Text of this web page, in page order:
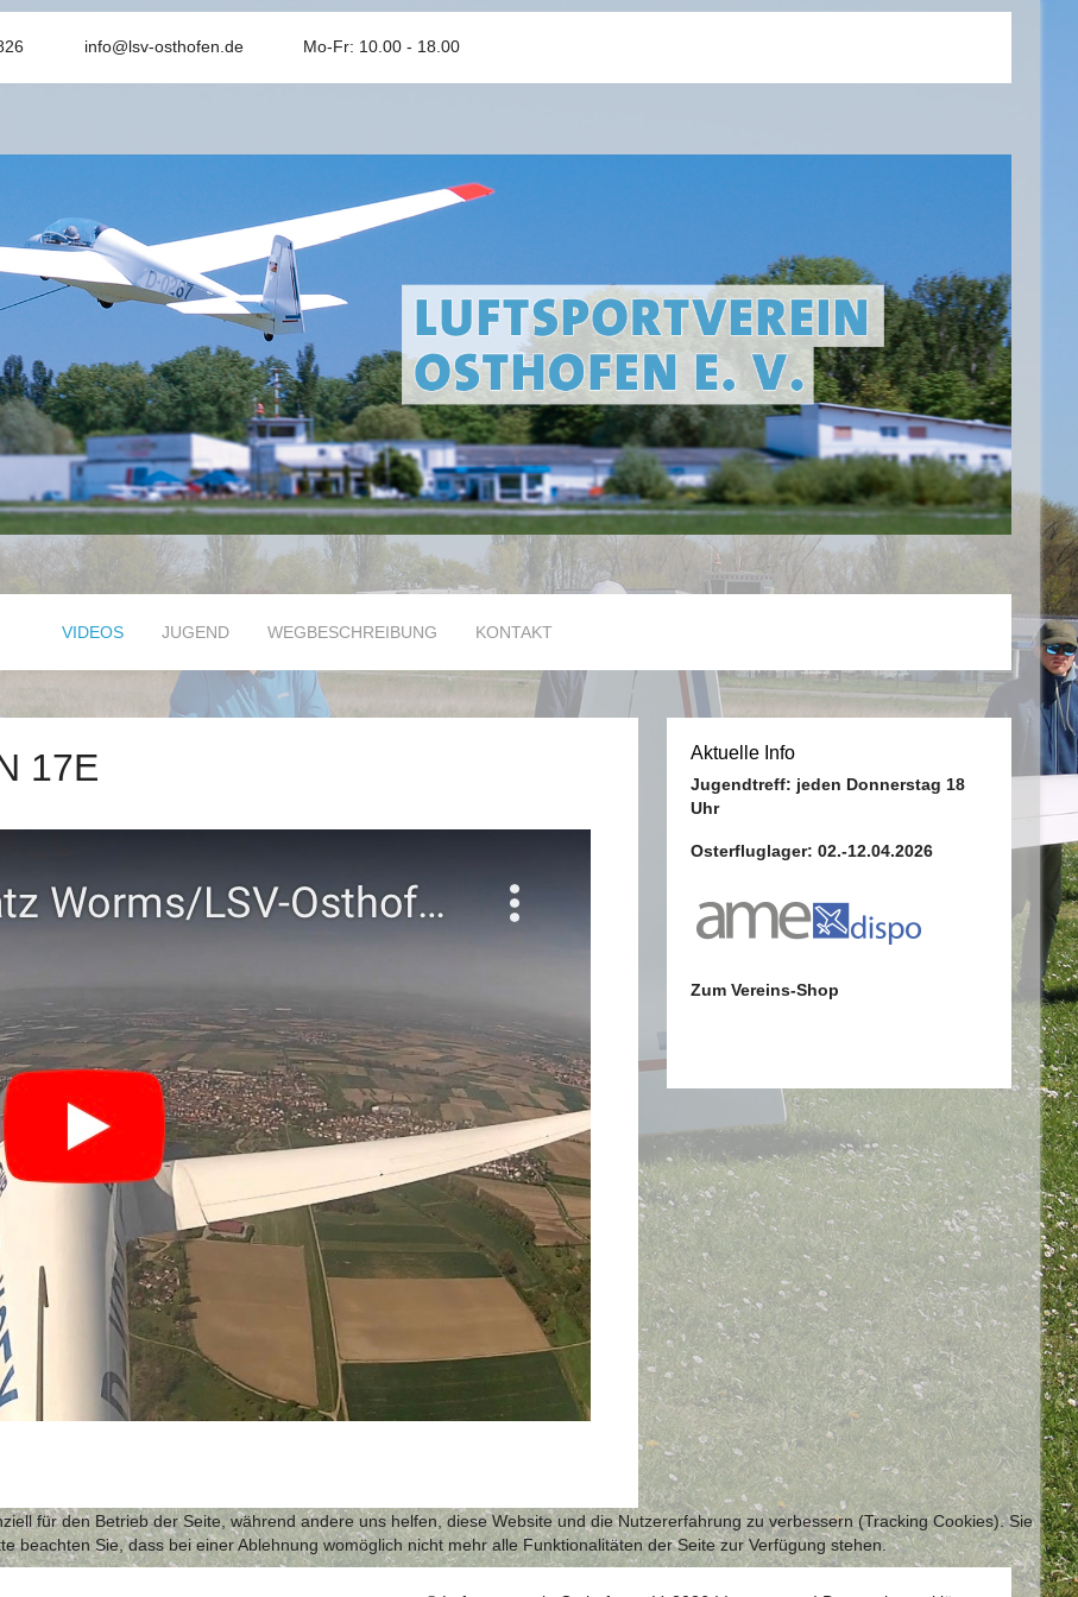
info@lsv-osthofen.de Mo-Fr: 10.00 - 18.00
VIDEOS JUGEND WEGBESCHREIBUNG KONTAKT
17E Aktuelle Info
Jugendtreff: jeden Donnerstag 18
Uhr
Osterfluglager: 02.-12.04.2026
Zum Vereins-Shop
für den Betrieb der Seite, während andere uns helfen, diese Website und die Nutzererfahrung zu verbessern (Tracking Cookies). Sie
beachten Sie, dass bei einer Ablehnung womöglich nicht mehr alle Funktionalitäten der Seite zur Verfügung stehen.